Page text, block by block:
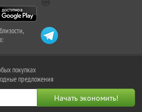
покупках
предложения